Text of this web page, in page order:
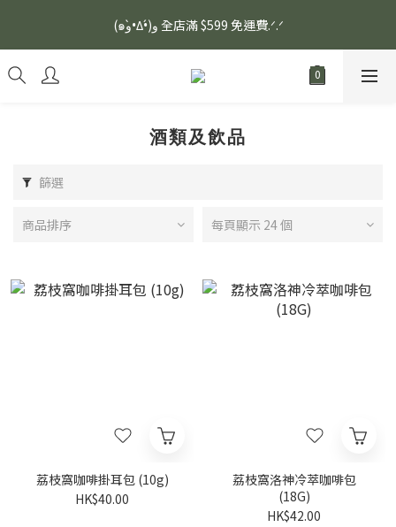
安眠熟睡、穩定血壓、瞓醒精神更集中🌿ASONE GABA TEA 如一
舒眠茶（15入）｜優質養生高山茶
(๑و•̀Δ•́)و 全店滿 $599 免運費.ᐟ.ᐟ
安眠熟睡、穩定血壓、瞓醒精神更集中🌿ASONE GABA TEA 如一
舒眠茶（15入）｜優質養生高山茶
酒類及飲品
篩選
商品排序 每頁顯示 24 個
荔枝窩咖啡掛耳包 (10g)
HK$40.00
荔枝窩洛神冷萃咖啡包
(18G)
HK$42.00